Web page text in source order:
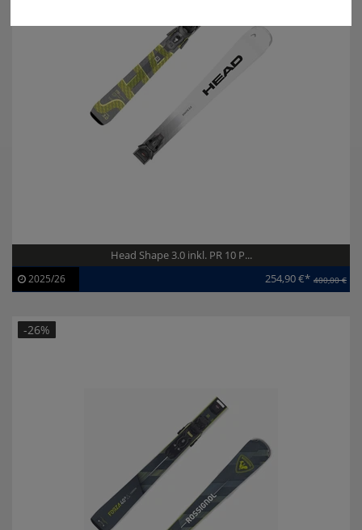
Head Shape 3.0 inkl. PR 10 P...
Artikel-ID:
113891
2025/26 254,90 €* 400,00 €
-26%